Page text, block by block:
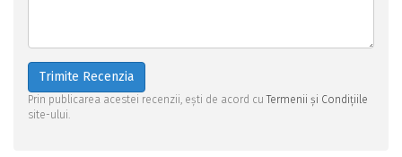
Trimite Recenzia
Prin publicarea acestei recenzii, ești de acord cuTermenii și Condițiile
site-ului.